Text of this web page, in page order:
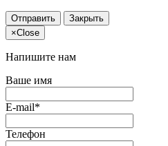
Отправить
Закрыть
×Close
Напишите нам
Ваше имя
E-mail*
Телефон